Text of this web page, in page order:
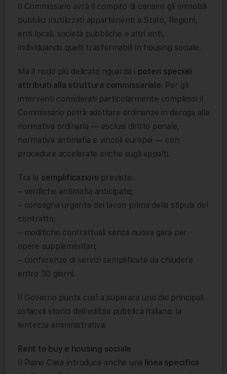
Il Commissario avrà il compito di censire gli immobili
pubblici inutilizzati appartenenti a Stato, Regioni,
enti locali, società pubbliche e altri enti,
individuando quelli trasformabili in housing sociale.
Ma il nodo più delicato riguarda i poteri speciali
attribuiti alla struttura commissariale. Per gli
interventi considerati particolarmente complessi il
Commissario potrà adottare ordinanze in deroga alla
normativa ordinaria — esclusi diritto penale,
normativa antimafia e vincoli europei — con
procedure accelerate anche sugli appalti.
Tra le semplificazioni previste:
– verifiche antimafia anticipate;
– consegna urgente dei lavori prima della stipula del
contratto;
– modifiche contrattuali senza nuova gara per
opere supplementari;
– conferenze di servizi semplificate da chiudere
entro 30 giorni.
Il Governo punta così a superare uno dei principali
ostacoli storici dell’edilizia pubblica italiana: la
lentezza amministrativa.
Rent to buy e housing sociale
Il Piano Casa introduce anche una linea specifica